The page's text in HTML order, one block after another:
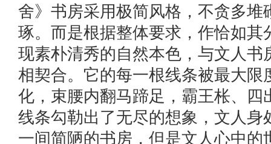
舍》书房采用极简风格，不贪多堆
琢。而是根据整体要求，作恰如其
现素朴清秀的自然本色，与文人书
相契合。它的每一根线条被最大限
化，束腰内翻马蹄足，霸王枨、四
线条勾勒出了无尽的想象，文人身
一间简陋的书房，但是文人心中的